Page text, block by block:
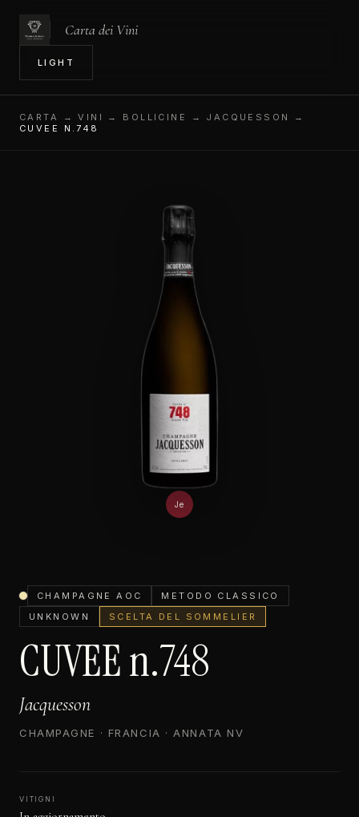
Carta dei Vini
LIGHT
CARTA
→ VINI → BOLLICINE → JACQUESSON →
CUVEE N.748
Je
CHAMPAGNE AOC
METODO CLASSICO
UNKNOWN
SCELTA DEL SOMMELIER
CUVEE n.748
Jacquesson
CHAMPAGNE · FRANCIA · ANNATA NV
VITIGNI